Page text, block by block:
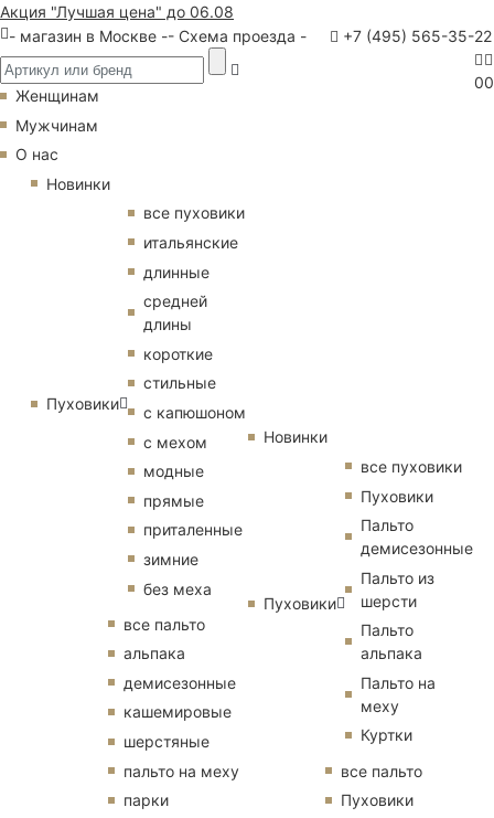
Акция "Лучшая цена" до 06.08
- магазин в Москве -- Схема проезда - +7 (495) 565-35-22
00
Женщинам
Мужчинам
О нас
Новинки
Пуховики
все пуховики
итальянские
длинные
средней
длины
короткие
стильные
с капюшоном
с мехом
модные
прямые
приталенные
зимние
без меха
все пальто
альпака
демисезонные
кашемировые
шерстяные
пальто на меху
парки
Новинки
Пуховики
все пуховики
Пуховики
Пальто
демисезонные
Пальто из
шерсти
Пальто
альпака
Пальто на
меху
Куртки
все пальто
Пуховики